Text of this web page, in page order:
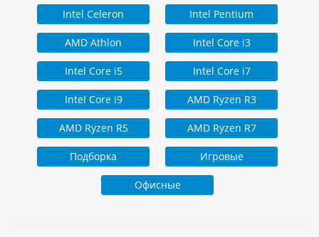
Intel Celeron Intel Pentium
AMD Athlon Intel Core i3
Intel Core i5 Intel Core i7
Intel Core i9 AMD Ryzen R3
AMD Ryzen R5 AMD Ryzen R7
Подборка Игровые
Офисные